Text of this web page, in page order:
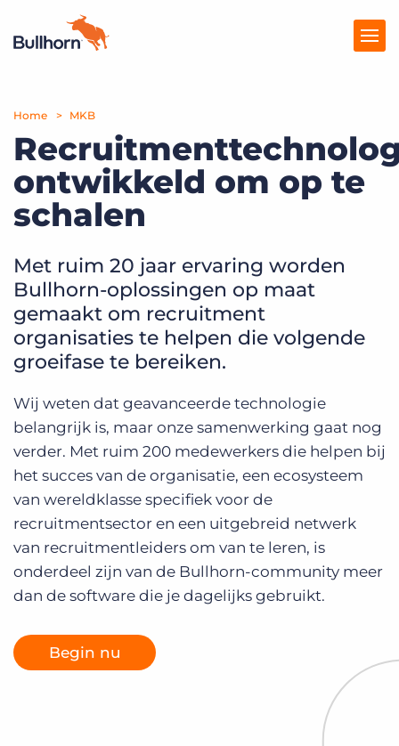
Producten
Prijzen
Kennisbank
Over Ons
Vraag een demo aan Inloggen
Home MKB
ontwikkeld om op te
schalen
Met ruim 20 jaar ervaring worden
Bullhorn-oplossingen op maat
gemaakt om recruitment
organisaties te helpen die volgende
groeifase te bereiken.
Wij weten dat geavanceerde technologie
belangrijk is, maar onze samenwerking gaat nog
verder. Met ruim 200 medewerkers die helpen bij
het succes van de organisatie, een ecosysteem
van wereldklasse specifiek voor de
recruitmentsector en een uitgebreid netwerk
van recruitmentleiders om van te leren, is
onderdeel zijn van de Bullhorn-community meer
dan de software die je dagelijks gebruikt.
Begin nu